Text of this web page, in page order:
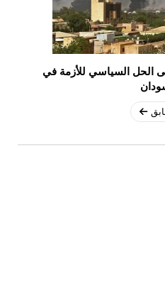
الحل السياسي للأزمة في